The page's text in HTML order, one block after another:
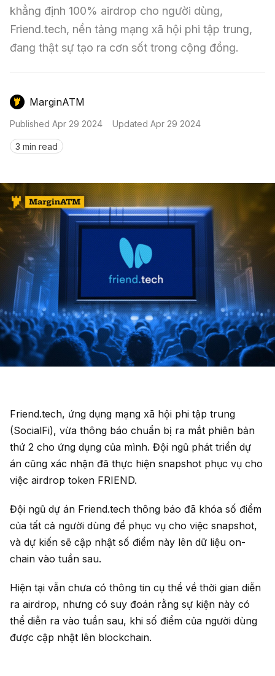
Kinh Nghiệm Đầu Tư
Sàn Giao Dịch
Mô Hình Biểu Đồ Giá
GameFi
Sign in
khẳng định 100% airdrop cho người dùng,
Friend.tech, nền tảng mạng xã hội phi tập trung,
đang thật sự tạo ra cơn sốt trong cộng đồng.
MarginATM
Published Apr 29 2024 Updated Apr 29 2024
3 min read
Friend.tech, ứng dụng mạng xã hội phi tập trung
(SocialFi), vừa thông báo chuẩn bị ra mắt phiên bản
thứ 2 cho ứng dụng của mình. Đội ngũ phát triển dự
án cũng xác nhận đã thực hiện snapshot phục vụ cho
việc airdrop token FRIEND.
Đội ngũ dự án Friend.tech thông báo đã khóa số điểm
của tất cả người dùng để phục vụ cho việc snapshot,
và dự kiến sẽ cập nhật số điểm này lên dữ liệu on-
chain vào tuần sau.
Hiện tại vẫn chưa có thông tin cụ thể về thời gian diễn
ra airdrop, nhưng có suy đoán rằng sự kiện này có
thể diễn ra vào tuần sau, khi số điểm của người dùng
được cập nhật lên blockchain.